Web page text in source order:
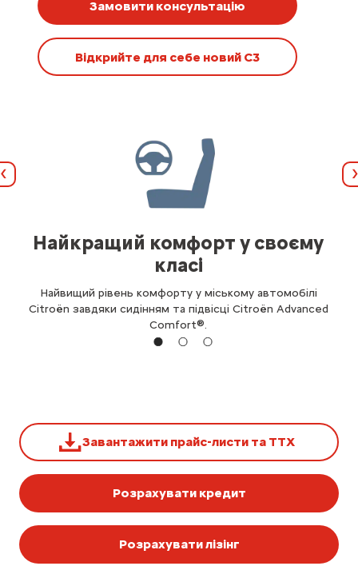
Замовити консультацію
Відкрийте для себе новий C3
Назад
Найкращий комфорт у своєму
класі
Найвищий рівень комфорту у міському автомобілі
Citroën завдяки сидінням та підвісці Citroën Advanced
Comfort®.
Завантажити прайс-листи та ТТХ
Розрахувати кредит
Розрахувати лізінг